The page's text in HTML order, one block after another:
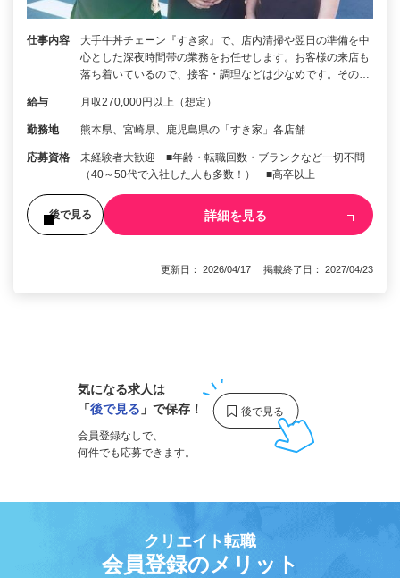
仕事内容
大手牛丼チェーン『すき家』で、店内清掃や翌日の準備を中
心とした深夜時間帯の業務をお任せします。お客様の来店も
落ち着いているので、接客・調理などは少なめです。その…
給与 月収270,000円以上（想定）
勤務地 熊本県、宮崎県、鹿児島県の「すき家」各店舗
応募資格
未経験者大歓迎 ■年齢・転職回数・ブランクなど一切不問
（40～50代で入社した人も多数！） ■高卒以上
後で見る 詳細を見る
更新日： 2026/04/17 掲載終了日： 2027/04/23
気になる求人は
「後で見る 」で保存！
会員登録なしで、
何件でも応募できます。
クリエイト転職
会員登録のメリット